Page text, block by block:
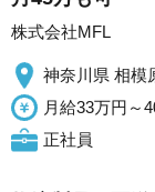
株式会社MFL
神奈川県 相模
月給33万円～
正社員